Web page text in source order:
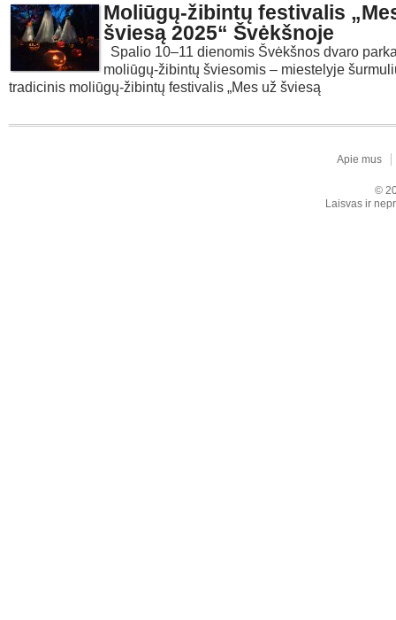
Moliūgų-žibintų festivalis
šviesą 2025“ Švėkšnoje
Spalio 10–11 dienomis Švėkšnos dvaro
moliūgų-žibintų šviesomis – miestelyje
tradicinis moliūgų-žibintų festivalis „Mes už šviesą
Apie mus
©
Laisvas ir